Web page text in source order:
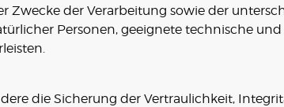
Zwecke der Verarbeitung sowie der
Personen, geeignete technische
die Sicherung der Vertraulichkeit,